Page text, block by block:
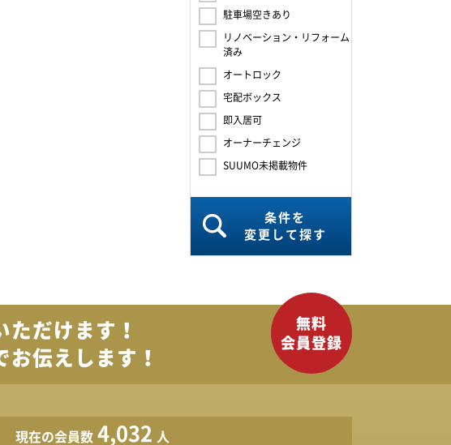
駐車場空きあり
リノベーション・リフォーム
済み
オートロック
宅配ボックス
即入居可
オーナーチェンジ
SUUMO未掲載物件
条件を
変更して探す
ただけます！
お伝えします！
現在の会員数 4,032 人